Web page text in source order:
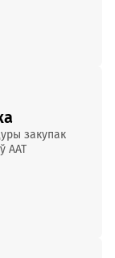
закупак
ў ААТ